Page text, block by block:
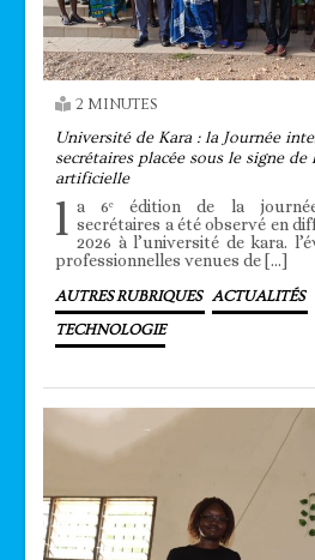
2 MINUTES
Université de Kara : la Journée
secrétaires placée sous le signe de
artificielle
l a 6ᵉ édition de la
secrétaires a été observé en
2026 à l’université de kara.
professionnelles venues de […]
AUTRES RUBRIQUES ACTUALITÉS
TECHNOLOGIE